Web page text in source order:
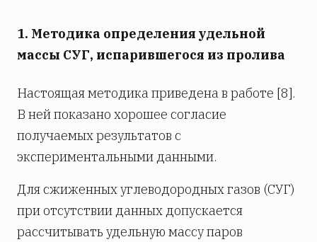
1. Методика определения удельной
массы СУГ, испарившегося из пролива
Настоящая методика приведена в работе [8].
В ней показано хорошее согласие
получаемых результатов с
экспериментальными данными.
Для сжиженных углеводородных газов (СУГ)
при отсутствии данных допускается
рассчитывать удельную массу паров